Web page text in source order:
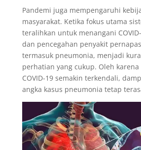
Pandemi juga mempengaruhi
masyarakat. Ketika fokus utama
teralihkan untuk menangani
dan pencegahan penyakit
termasuk pneumonia, menjadi
perhatian yang cukup. Oleh
COVID-19 semakin terkendali,
angka kasus pneumonia tetap